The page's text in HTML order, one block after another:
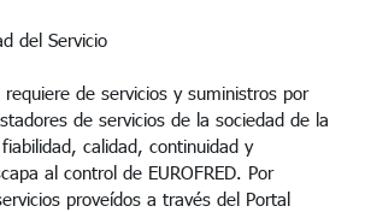
del Servicio
requiere de servicios y suministros por
de servicios de la sociedad de la
calidad, continuidad y
al control de EUROFRED. Por
proveídos a través del Portal